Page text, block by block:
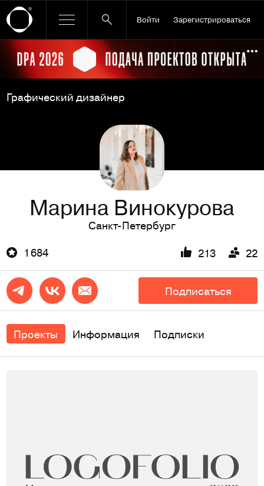
Войти Зарегистрироваться
Ссылка баннера
Графический дизайнер
Марина Винокурова
Санкт-Петербург
1 684
213 22
Подписаться
Проекты Информация Подписки